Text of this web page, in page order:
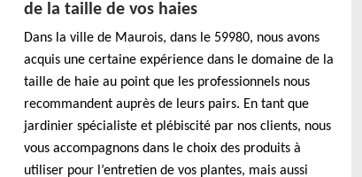
de la taille de vos haies
Dans la ville de Maurois, dans le 59980, nous avons
acquis une certaine expérience dans le domaine de la
taille de haie au point que les professionnels nous
recommandent auprès de leurs pairs. En tant que
jardinier spécialiste et plébiscité par nos clients, nous
vous accompagnons dans le choix des produits à
utiliser pour l’entretien de vos plantes, mais aussi